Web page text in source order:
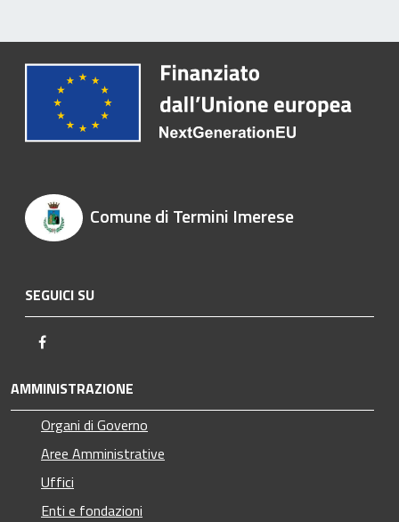
Comune di Termini Imerese
SEGUICI SU
AMMINISTRAZIONE
Organi di Governo
Aree Amministrative
Uffici
Enti e fondazioni